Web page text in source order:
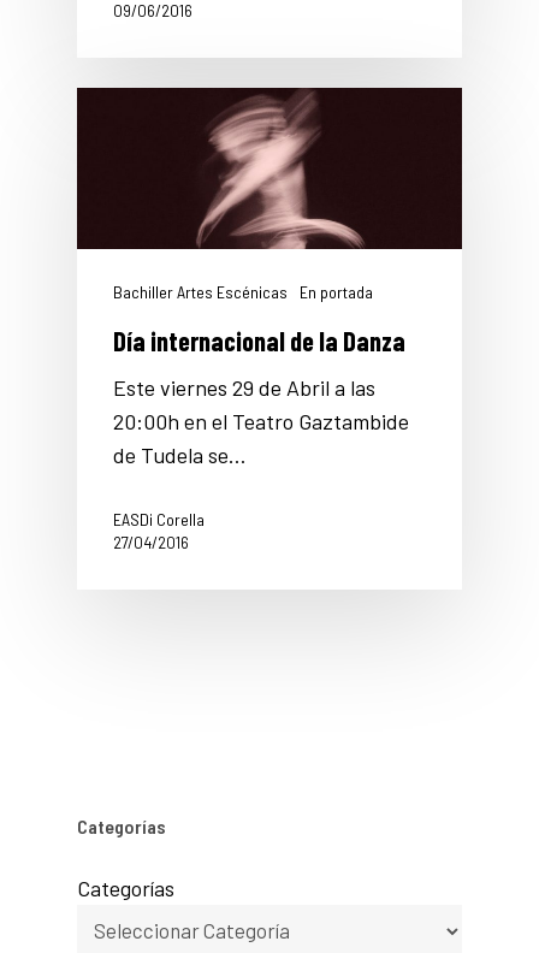
09/06/2016
Bachiller Artes Escénicas En portada
Día internacional de la Danza
Este viernes 29 de Abril a las
20:00h en el Teatro Gaztambide
de Tudela se…
EASDi Corella
27/04/2016
Categorías
Categorías